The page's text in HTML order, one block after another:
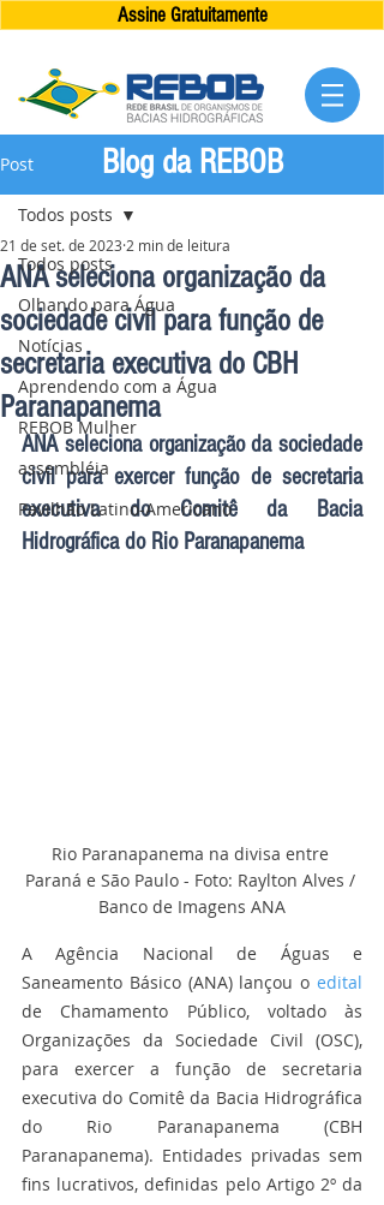
Assine Gratuitamente
Post
Todos posts
Olhando para Água
Notícias
Aprendendo com a Água
REBOB Mulher
assembléia
Pavilhão Latino-Americano
Todos posts
ANA seleciona organização da
sociedade civil para função de
secretaria executiva do CBH
Paranapanema
21 de set. de 2023 2 min de leitura
ANA seleciona organização da sociedade
civil para exercer função de secretaria
executiva do Comitê da Bacia
Hidrográfica do Rio Paranapanema
Rio Paranapanema na divisa entre
Paraná e São Paulo - Foto: Raylton Alves /
Banco de Imagens ANA
A Agência Nacional de Águas e
Saneamento Básico (ANA) lançou o edital
de Chamamento Público, voltado às
Organizações da Sociedade Civil (OSC),
para exercer a função de secretaria
executiva do Comitê da Bacia Hidrográfica
do Rio Paranapanema (CBH
Paranapanema). Entidades privadas sem
Blog da REBOB